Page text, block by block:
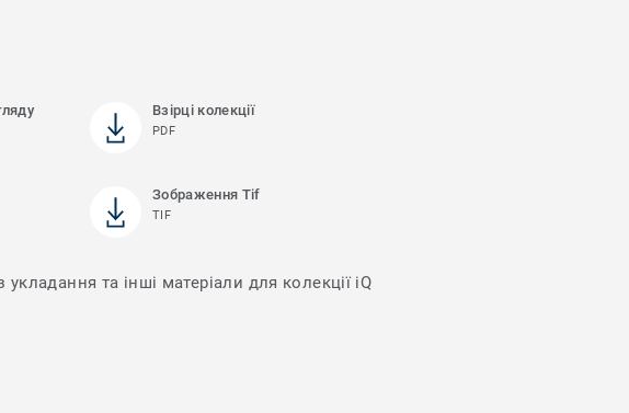
Взірці колекції
PDF
Зображення Tif
TIF
та інші матеріали для колекції iQ